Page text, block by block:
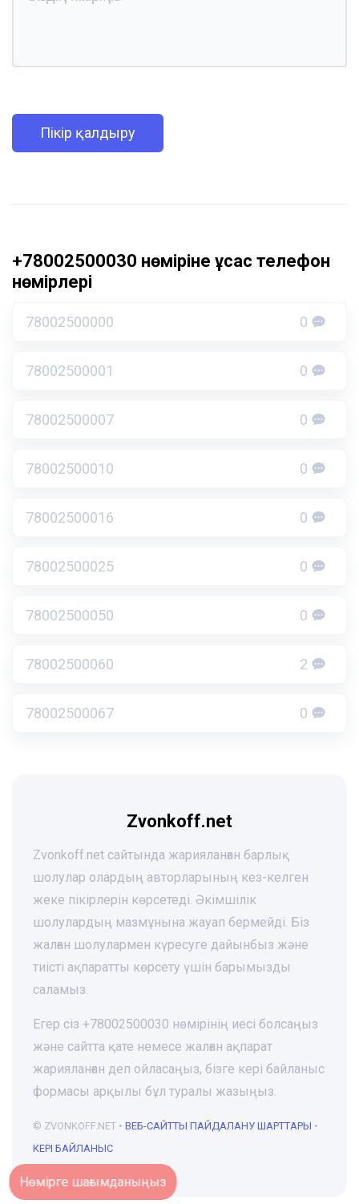
Пікір қалдыру
+78002500030 нөміріне ұқсас телефон
нөмірлері
78002500000 0
78002500001 0
78002500007 0
78002500010 0
78002500016 0
78002500025 0
78002500050 0
78002500060 2
78002500067 0
Zvonkoff.net
Zvonkoff.net сайтында жарияланған барлық
шолулар олардың авторларының кез-келген
жеке пікірлерін көрсетеді. Әкімшілік
шолулардың мазмұнына жауап бермейді. Біз
жалған шолулармен күресуге дайынбыз және
тиісті ақпаратты көрсету үшін барымызды
саламыз.
Егер сіз +78002500030 нөмірінің иесі болсаңыз
және сайтта қате немесе жалған ақпарат
жарияланған деп ойласаңыз, бізге кері байланыс
формасы арқылы бұл туралы жазыңыз.
© ZVONKOFF.NET • ВЕБ-CАЙТТЫ ПАЙДАЛАНУ ШАРТТАРЫ •
КЕРІ БАЙЛАНЫС
Нөмірге шағымданыңыз